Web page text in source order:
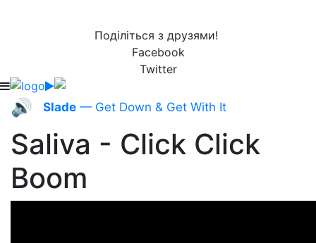
Поділіться з друзями!
Facebook
Twitter
🔊 Slade — Get Down & Get With It
Saliva - Click Click
Boom